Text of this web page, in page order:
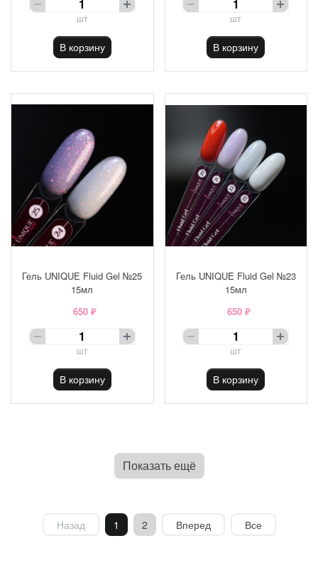
шт
В корзину
шт
В корзину
Гель UNIQUE Fluid Gel №25
15мл
650 ₽
шт
В корзину
Гель UNIQUE Fluid Gel №23
15мл
650 ₽
шт
В корзину
Показать ещё
Назад 1 2 Вперед Все